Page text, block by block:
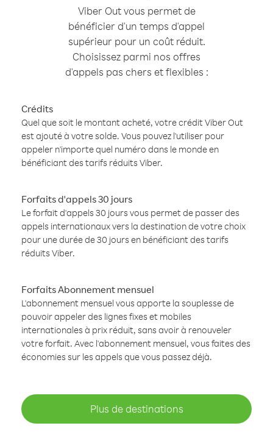
Viber Out vous permet de
bénéficier d'un temps d'appel
supérieur pour un coût réduit.
Choisissez parmi nos offres
d'appels pas chers et flexibles :
Crédits
Quel que soit le montant acheté, votre crédit Viber Out
est ajouté à votre solde. Vous pouvez l'utiliser pour
appeler n'importe quel numéro dans le monde en
bénéficiant des tarifs réduits Viber.
Forfaits d'appels 30 jours
Le forfait d'appels 30 jours vous permet de passer des
appels internationaux vers la destination de votre choix
pour une durée de 30 jours en bénéficiant des tarifs
réduits Viber.
Forfaits Abonnement mensuel
L'abonnement mensuel vous apporte la souplesse de
pouvoir appeler des lignes fixes et mobiles
internationales à prix réduit, sans avoir à renouveler
votre forfait. Avec l'abonnement mensuel, vous faites des
économies sur les appels que vous passez déjà.
Plus de destinations